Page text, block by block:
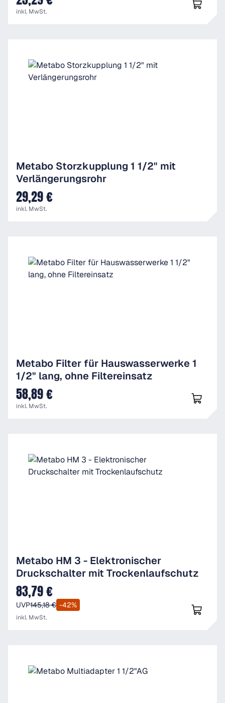
inkl. MwSt.
Metabo Storzkupplung 1 1/2" mit
Verlängerungsrohr
UVP
29,29 €
inkl. MwSt.
Metabo Filter für Hauswasserwerke 1
1/2" lang, ohne Filtereinsatz
UVP
58,89 €
inkl. MwSt.
Metabo HM 3 - Elektronischer
Druckschalter mit Trockenlaufschutz
Verkaufspreis:
83,79 €
UVP145,18 € -42%
inkl. MwSt.